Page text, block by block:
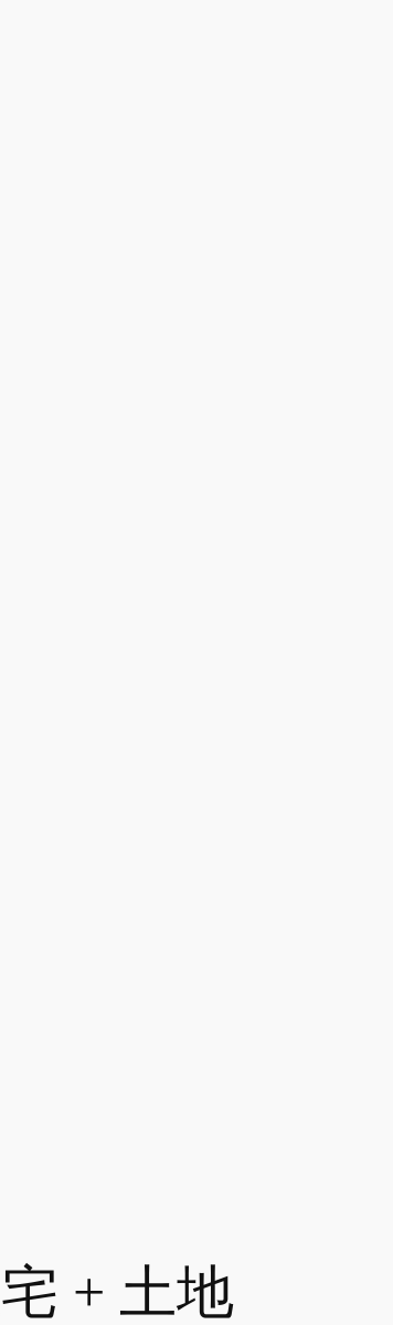
+ 土地